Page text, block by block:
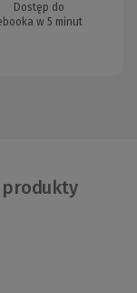
Dostęp do
w 5 minut